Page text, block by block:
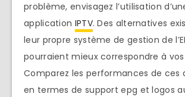
problème, envisagez l’utilisation
application IPTV. Des alternatives
leur propre système de gestion de
pourraient mieux correspondre à vos
Comparez les performances de ces
en termes de support epg et logos